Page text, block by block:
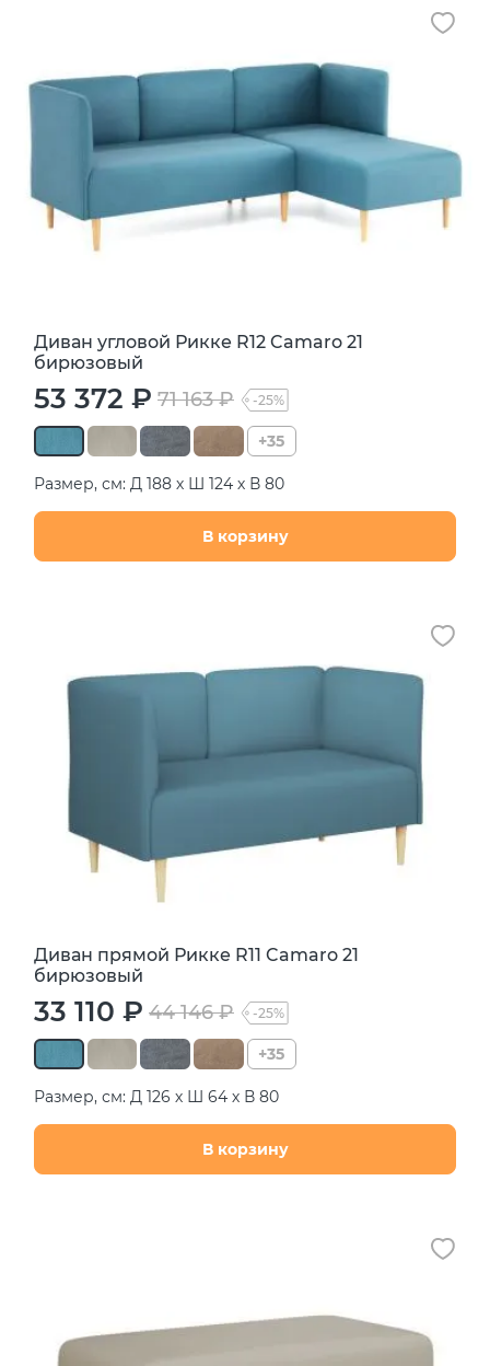
Диван угловой Рикке R12 Camaro 21
бирюзовый
53 372 ₽ 71 163 ₽ -25%
+35
Размер, см: Д 188 х Ш 124 х В 80
В корзину
Диван прямой Рикке R11 Camaro 21
бирюзовый
33 110 ₽ 44 146 ₽ -25%
+35
Размер, см: Д 126 х Ш 64 х В 80
В корзину